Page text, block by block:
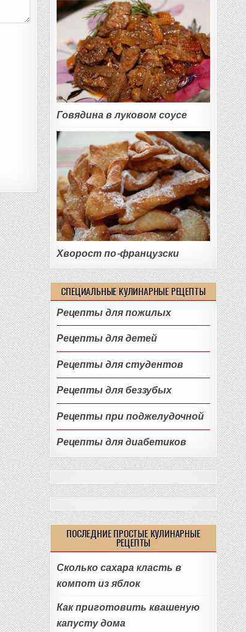
Говядина в луковом соусе
Хворост по-французски
СПЕЦИАЛЬНЫЕ КУЛИНАРНЫЕ РЕЦЕПТЫ
Рецепты для пожилых
Рецепты для детей
Рецепты для студентов
Рецепты для беззубых
Рецепты при поджелудочной
Рецепты для диабетиков
ПОСЛЕДНИЕ ПРОСТЫЕ КУЛИНАРНЫЕ
РЕЦЕПТЫ
Сколько сахара класть в
компот из яблок
Как приготовить квашеную
капусту дома